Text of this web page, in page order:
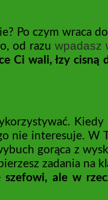
Po czym wraca
od razu wpadasz
Ci wali, łzy cisną
Kiedy
nie interesuje. W
gorąca z
zadania na
ale w